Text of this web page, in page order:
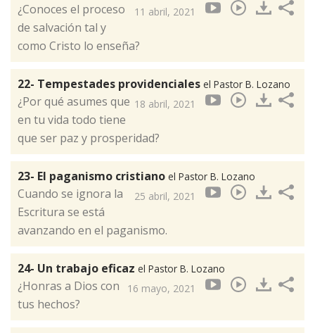
11 abril, 2021
¿Conoces el proceso
de salvación tal y
como Cristo lo enseña?
22- Tempestades providenciales el Pastor B. Lozano
18 abril, 2021
¿Por qué asumes que
en tu vida todo tiene
que ser paz y prosperidad?
23- El paganismo cristiano el Pastor B. Lozano
25 abril, 2021
Cuando se ignora la
Escritura se está
avanzando en el paganismo.
24- Un trabajo eficaz el Pastor B. Lozano
16 mayo, 2021
¿Honras a Dios con
tus hechos?